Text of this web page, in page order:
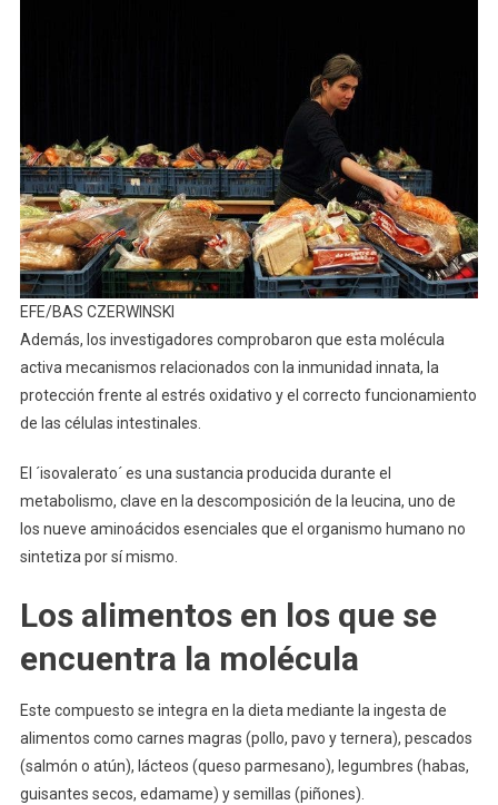
EFE/BAS CZERWINSKI
Además, los investigadores comprobaron que esta molécula
activa mecanismos relacionados con la inmunidad innata, la
protección frente al estrés oxidativo y el correcto funcionamiento
de las células intestinales.
El ´isovalerato´ es una sustancia producida durante el
metabolismo, clave en la descomposición de la leucina, uno de
los nueve aminoácidos esenciales que el organismo humano no
sintetiza por sí mismo.
Los alimentos en los que se
encuentra la molécula
Este compuesto se integra en la dieta mediante la ingesta de
alimentos como carnes magras (pollo, pavo y ternera), pescados
(salmón o atún), lácteos (queso parmesano), legumbres (habas,
guisantes secos, edamame) y semillas (piñones).